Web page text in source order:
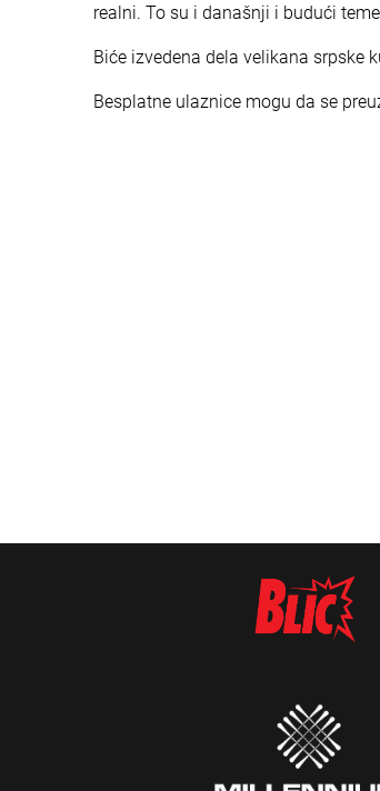
realni. To su i današnji i budući
Biće izvedena dela velikana srpske
Besplatne ulaznice mogu da se